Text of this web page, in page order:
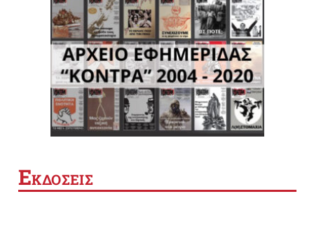
ΕΚΔΟΣΕΙΣ